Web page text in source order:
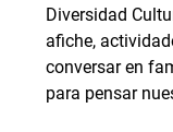
Diversidad
afiche,
conversar en
para pensar